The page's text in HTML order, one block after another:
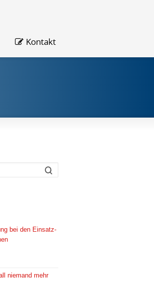
Kontakt
bei den Einsatz-
niemand mehr